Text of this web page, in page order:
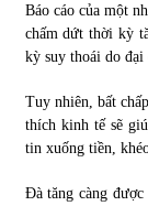
Báo cáo của một
chấm dứt thời kỳ
kỳ suy thoái do đại
Tuy nhiên, bất
thích kinh tế sẽ
tin xuống tiền,
Đà tăng càng